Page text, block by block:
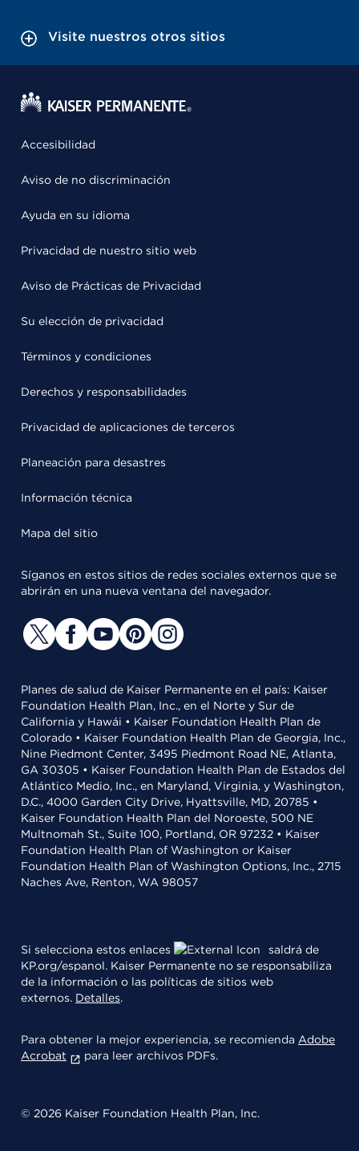
Visite nuestros otros sitios
Accesibilidad
Aviso de no discriminación
Ayuda en su idioma
Privacidad de nuestro sitio web
Aviso de Prácticas de Privacidad
Su elección de privacidad
Términos y condiciones
Derechos y responsabilidades
Privacidad de aplicaciones de terceros
Planeación para desastres
Información técnica
Mapa del sitio
Síganos en estos sitios de redes sociales externos que se
abrirán en una nueva ventana del navegador.
Planes de salud de Kaiser Permanente en el país: Kaiser
Foundation Health Plan, Inc., en el Norte y Sur de
California y Hawái • Kaiser Foundation Health Plan de
Colorado • Kaiser Foundation Health Plan de Georgia, Inc.,
Nine Piedmont Center, 3495 Piedmont Road NE, Atlanta,
GA 30305 • Kaiser Foundation Health Plan de Estados del
Atlántico Medio, Inc., en Maryland, Virginia, y Washington,
D.C., 4000 Garden City Drive, Hyattsville, MD, 20785 •
Kaiser Foundation Health Plan del Noroeste, 500 NE
Multnomah St., Suite 100, Portland, OR 97232 • Kaiser
Foundation Health Plan of Washington or Kaiser
Foundation Health Plan of Washington Options, Inc., 2715
Naches Ave, Renton, WA 98057
Si selecciona estos enlaces
saldrá de
KP.org/espanol. Kaiser Permanente no se responsabiliza
de la información o las políticas de sitios web
externos. Detalles.
Para obtener la mejor experiencia, se recomienda Adobe
Acrobat
para leer archivos PDFs.
© 2026 Kaiser Foundation Health Plan, Inc.